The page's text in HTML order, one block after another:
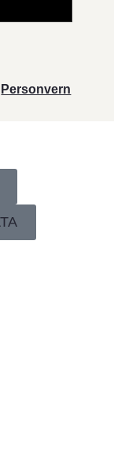
Personvern